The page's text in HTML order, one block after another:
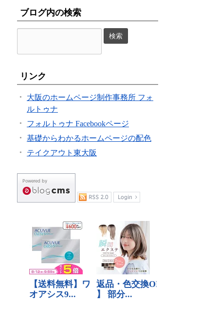
ブログ内の検索
リンク
大阪のホームページ制作事務所 フォ
ルトゥナ
フォルトゥナ Facebookページ
基礎からわかるホームページの配色
テイクアウト東大阪